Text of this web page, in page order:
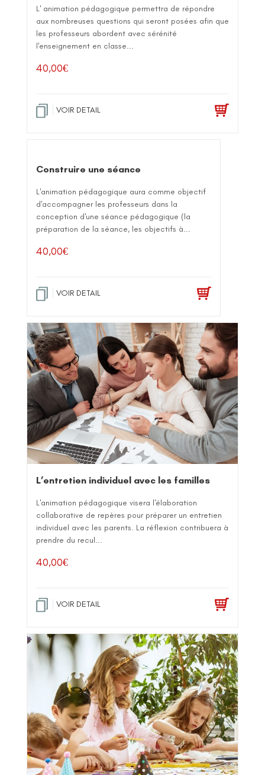
L' animation pédagogique permettra de répondre
aux nombreuses questions qui seront posées afin que
les professeurs abordent avec sérénité
l'enseignement en classe...
40,00€
VOIR DETAIL
Construire une séance
L'animation pédagogique aura comme objectif
d'accompagner les professeurs dans la
conception d'une séance pédagogique (la
préparation de la séance, les objectifs à...
40,00€
VOIR DETAIL
L’entretien individuel avec les familles
L'animation pédagogique visera l'élaboration
collaborative de repères pour préparer un entretien
individuel avec les parents. La réflexion contribuera à
prendre du recul...
40,00€
VOIR DETAIL